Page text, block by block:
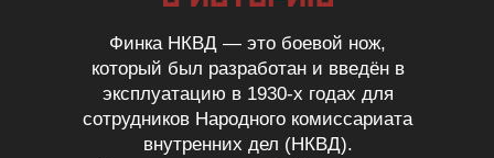
Финка НКВД — это боевой нож,
который был разработан и введён в
эксплуатацию в 1930-х годах для
сотрудников Народного комиссариата
внутренних дел (НКВД).